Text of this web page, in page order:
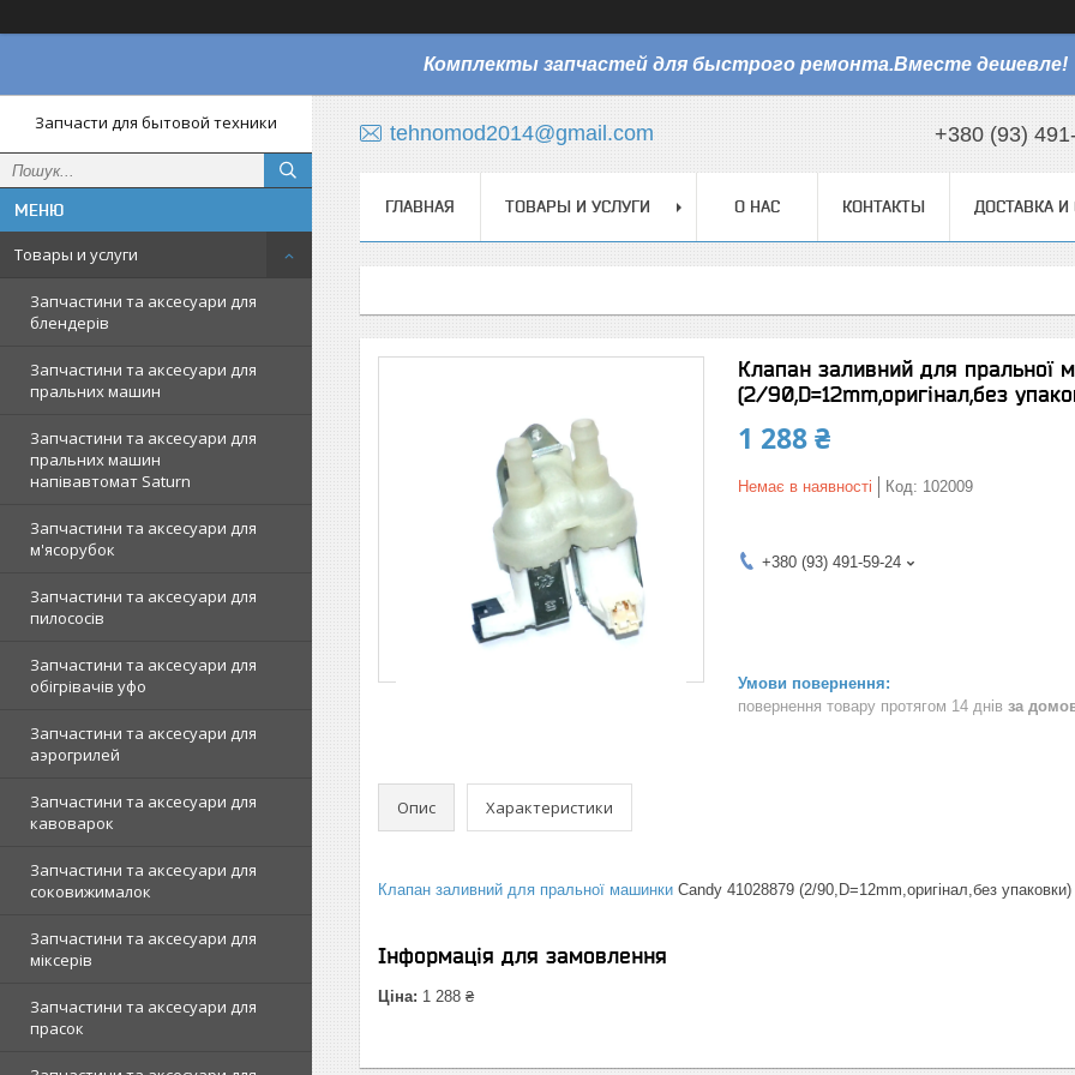
Комплекты запчастей для быстрого ремонта.Вместе дешевле!
Запчасти для бытовой техники
Товары и услуги
Запчастини та аксесуари для
блендерів
Запчастини та аксесуари для
пральних машин
Запчастини та аксесуари для
пральних машин
напівавтомат Saturn
Запчастини та аксесуари для
м'ясорубок
Запчастини та аксесуари для
пилососів
Запчастини та аксесуари для
обігрівачів уфо
Запчастини та аксесуари для
аэрогрилей
Запчастини та аксесуари для
кавоварок
Запчастини та аксесуари для
соковижималок
Запчастини та аксесуари для
міксерів
Запчастини та аксесуари для
прасок
tehnomod2014@gmail.com +380 (93)
ГЛАВНАЯ ТОВАРЫ И УСЛУГИ О НАС КОНТАКТЫ ДОСТАВКА И
Клапан заливний для пральної
(2/90,D=12mm,оригінал,без
1 288 ₴
Немає в наявності Код: 102009
+380 (93) 491-59-24
повернення товару протягом 14 днів за
Опис Характеристики
Клапан заливний для пральної машинки Candy 41028879 (2/90,D=12mm,оригінал,без упаковки)
Інформація для замовлення
Ціна: 1 288 ₴